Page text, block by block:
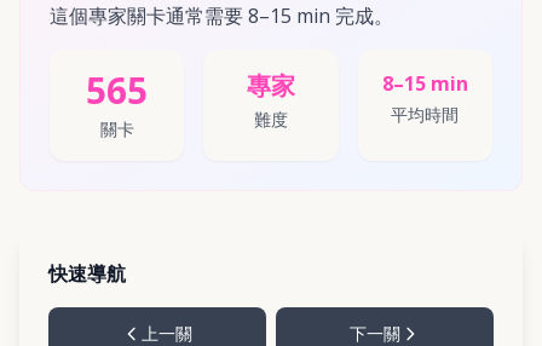
這個專家關卡通常需要 8–15 min 完成。
565
關卡
專家
難度
8–15 min
平均時間
快速導航
上一關 下一關